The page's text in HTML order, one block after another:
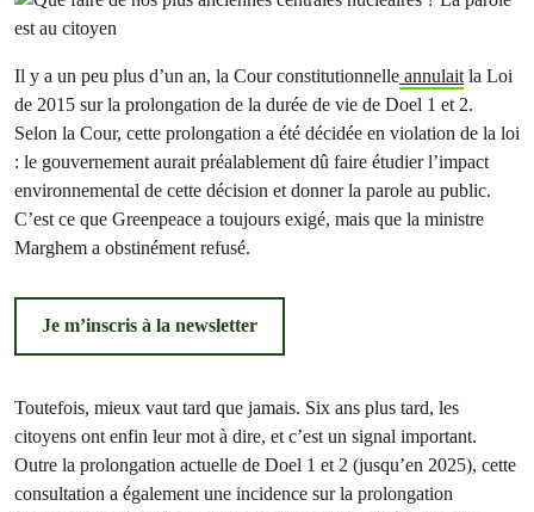
Il y a un peu plus d’un an, la Cour constitutionnelle annulaitla Loi
de 2015 sur la prolongation de la durée de vie de Doel 1 et 2.
Selon la Cour, cette prolongation a été décidée en violation de la loi
: le gouvernement aurait préalablement dû faire étudier l’impact
environnemental de cette décision et donner la parole au public.
C’est ce que Greenpeace a toujours exigé, mais que la ministre
Marghem a obstinément refusé.
Je m’inscris à la newsletter
Toutefois, mieux vaut tard que jamais. Six ans plus tard, les
citoyens ont enfin leur mot à dire, et c’est un signal important.
Outre la prolongation actuelle de Doel 1 et 2 (jusqu’en 2025), cette
consultation a également une incidence sur la prolongation